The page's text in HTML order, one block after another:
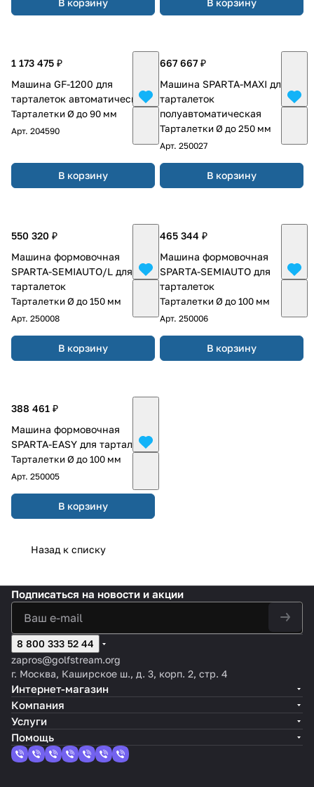
1 173 475 ₽
Машина GF-1200 для
тарталеток автоматическая
Тарталетки Ø до 90 мм
Арт. 204590
В корзину
667 667 ₽
Машина SPARTA-MAXI для
тарталеток
полуавтоматическая
Тарталетки Ø до 250 мм
Арт. 250027
В корзину
550 320 ₽
Машина формовочная
SPARTA-SEMIAUTO/L для
тарталеток
Тарталетки Ø до 150 мм
Арт. 250008
В корзину
465 344 ₽
Машина формовочная
SPARTA-SEMIAUTO для
тарталеток
Тарталетки Ø до 100 мм
Арт. 250006
В корзину
388 461 ₽
Машина формовочная
SPARTA-EASY для тарталеток
Тарталетки Ø до 100 мм
Арт. 250005
В корзину
Назад к списку
Подписаться на новости и акции
8 800 333 52 44
zapros@golfstream.org
г. Москва, Каширское ш., д. 3, корп. 2, стр. 4
Интернет-магазин
Компания
Услуги
Помощь